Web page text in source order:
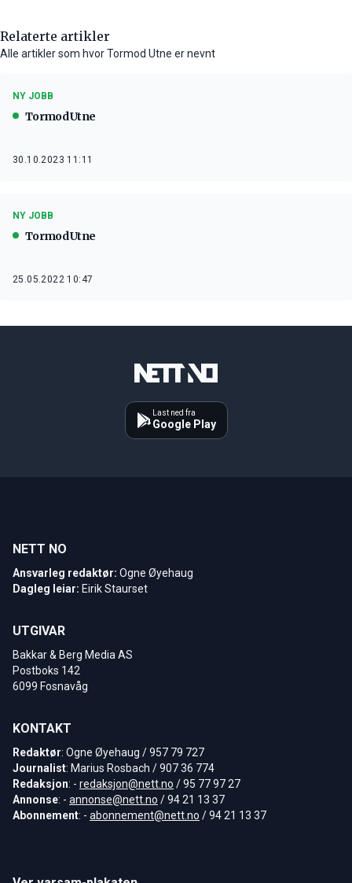
Relaterte artikler
Alle artikler som hvor Tormod Utne er nevnt
NY JOBB
Tormod Utne
30.10.2023 11:11
NY JOBB
Tormod Utne
25.05.2022 10:47
Last ned fra
Google Play
NETT NO
Ansvarleg redaktør: Ogne Øyehaug
Dagleg leiar: Eirik Staurset
UTGIVAR
Bakkar & Berg Media AS
Postboks 142
6099 Fosnavåg
KONTAKT
Redaktør: Ogne Øyehaug / 957 79 727
Journalist: Marius Rosbach / 907 36 774
Redaksjon: - redaksjon@nett.no / 95 77 97 27
Annonse: - annonse@nett.no / 94 21 13 37
Abonnement: - abonnement@nett.no / 94 21 13 37